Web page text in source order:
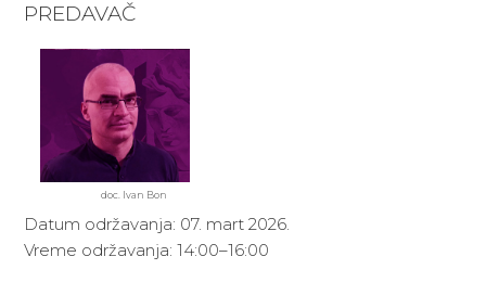
PREDAVAČ
doc. Ivan Bon
Datum održavanja: 07. mart 2026.
Vreme održavanja: 14:00–16:00